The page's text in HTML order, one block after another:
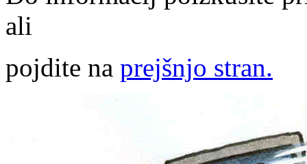
ali
pojdite na prejšnjo stran.